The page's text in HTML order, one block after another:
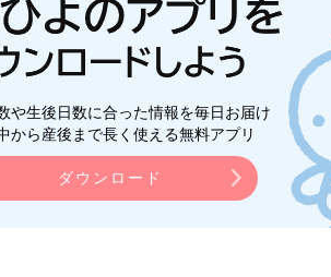
や生後日数に合った情報を毎日お届け
から産後まで長く使える無料アプリ
ダウンロード